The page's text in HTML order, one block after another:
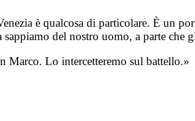
è qualcosa di particolare. È un
del nostro uomo, a parte che
Marco. Lo intercetteremo sul battello.»